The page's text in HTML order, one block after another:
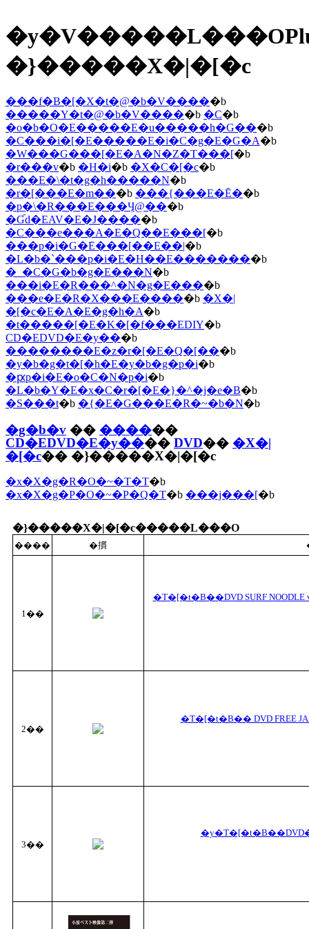
�}�����X�|�[�c
���f�B�[�X�t�@�b�V�����b
�����Y�t�@�b�V�����b �C�b
�o�b�O�E�����E�u�����h�G���b
�C���i�[�E�����E�i�C�g�E�G�A�b
�W���G���[�E�A�N�Z�T���[�b
�r���v�b �H�i�b �X�C�[�c�b
���E�\�t�g�h�����N�b
�r�[���E�m���b ���{���E�Ē��b
�p�\�R���E���Ӌ@���b
�Ɠd�EAV�E�J�����b
�C���e���A�E�Q��E���[�b
���p�i�G�݁E���[��E��|�b
�L�b�`���p�i�E�H��E��������b
�_�C�G�b�g�E���N�b
���i�E�R���^�N�g�E����b
���e�E�R�X���E�����b �X�|
�[�c�E�A�E�g�h�A�b
�t�����[�E�K�[�f���EDIY�b
CD�EDVD�E�y���b
��������E�z�r�[�E�Q�[���b
�y�b�g�t�[�h�E�y�b�g�p�i�b
�ԗp�i�E�o�C�N�p�i�b
�L�b�Y�E�x�C�r�[�E�}�^�j�e�B�b
�S���t�b �{�E�G���E�R�~�b�N�b
�g�b�v �� ������
CD�EDVD�E�y���� DVD�� �X�|
�[�c�� �}�����X�|�[�c
�x�X�g�R�O�~�T�T�b
�x�X�g�P�O�~�P�Q�T�b ���j���[�b
�}�����X�|�[�c�����L���O
���� �摜
1��
�T�[�t�B��DVD SURF
2��
�T�[�t�B�� DVD FREE
3��